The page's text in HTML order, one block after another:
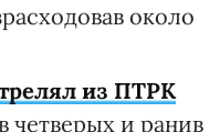
около
из ПТРК
четверых и ранив